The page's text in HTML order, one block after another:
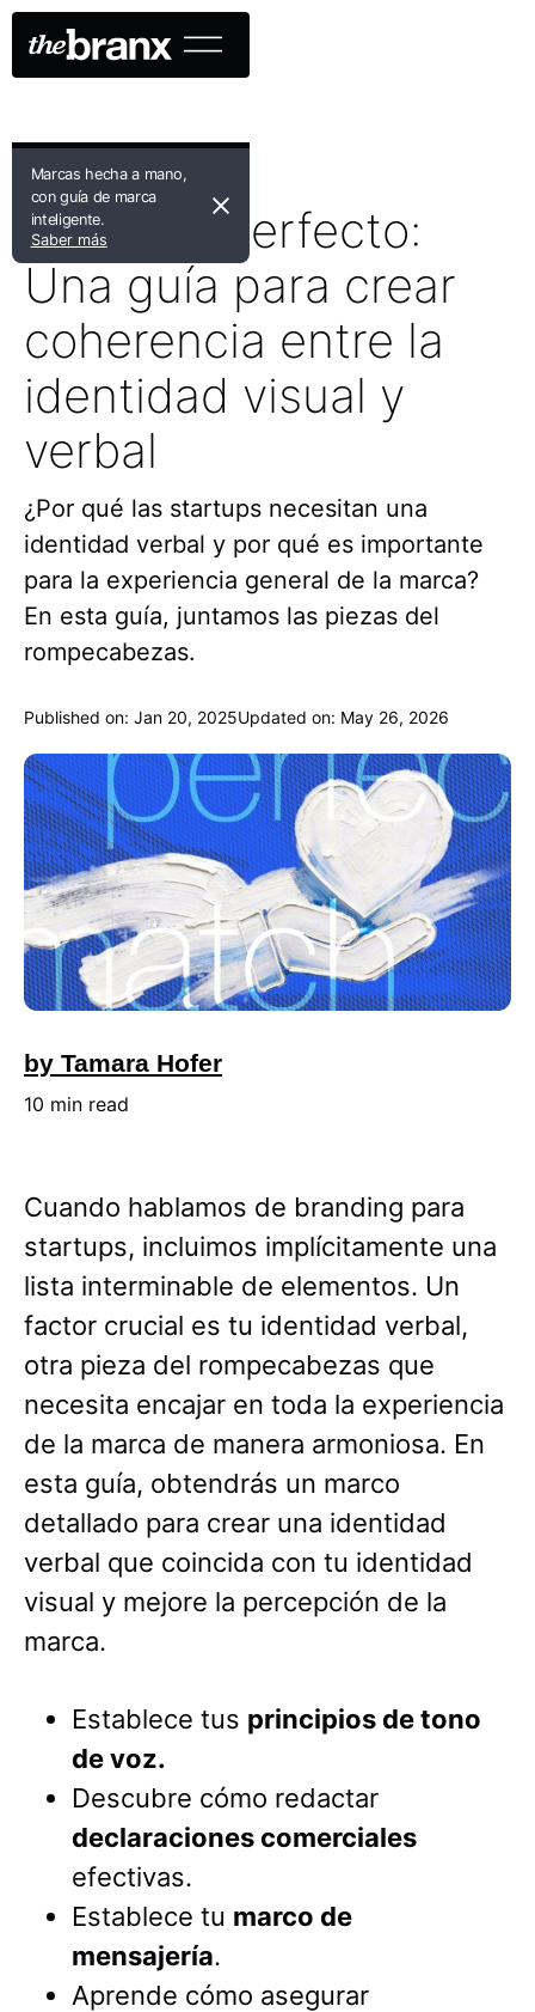
Marcas hecha a mano,
con guía de marca
inteligente.
Saber más
Branding
El ajuste perfecto:
Una guía para crear
coherencia entre la
identidad visual y
verbal
¿Por qué las startups necesitan una
identidad verbal y por qué es importante
para la experiencia general de la marca?
En esta guía, juntamos las piezas del
rompecabezas.
Published on: Jan 20, 2025Updated on: May 26, 2026
by Tamara Hofer
10 min read
Cuando hablamos de branding para
startups, incluimos implícitamente una
lista interminable de elementos. Un
factor crucial es tu identidad verbal,
otra pieza del rompecabezas que
necesita encajar en toda la experiencia
de la marca de manera armoniosa. En
esta guía, obtendrás un marco
detallado para crear una identidad
verbal que coincida con tu identidad
visual y mejore la percepción de la
marca.
Establece tus principios de tono
de voz.
Descubre cómo redactar
declaraciones comerciales
efectivas.
Establece tu marco de
mensajería.
Aprende cómo asegurar